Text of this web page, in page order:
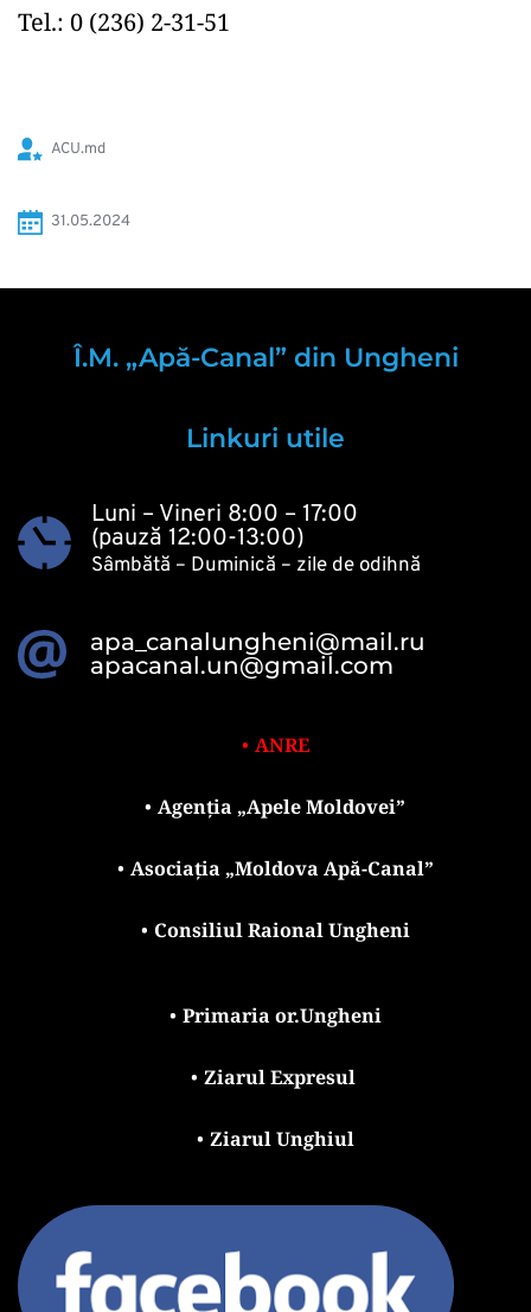
Tel.: 0 (236) 2-31-51
ACU.md
31.05.2024
Î.M. „Apă-Canal” din Ungheni
Linkuri utile
Luni – Vineri 8:00 – 17:00
(pauză 12:00-13:00)
Sâmbătă – Duminică – zile de odihnă
apa_canalungheni@mail.ru
apacanal.un@gmail.com
ANRE
Agenția „Apele Moldovei”
Asociația „Moldova Apă-Canal”
Consiliul Raional Ungheni
Primaria or.Ungheni
Ziarul Expresul
Ziarul Unghiul